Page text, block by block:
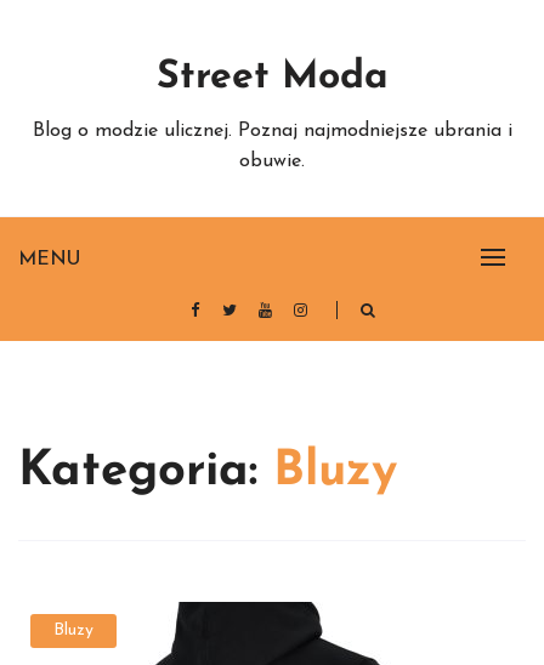
MENU
Street Moda
Blog o modzie ulicznej. Poznaj najmodniejsze ubrania i
obuwie.
Kategoria: Bluzy
Bluzy